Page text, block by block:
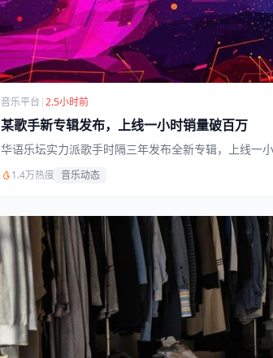
音乐平台 |2.5小时前
某歌手新专辑发布，上线一小时销量破百万
华语乐坛实力派歌手时隔三年发布全新专辑，上线一
1.4万热度 音乐动态